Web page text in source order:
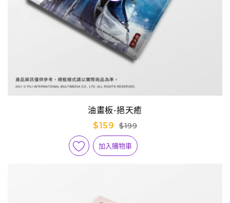
油畫板-挹天癒
$159
$199
加入購物車